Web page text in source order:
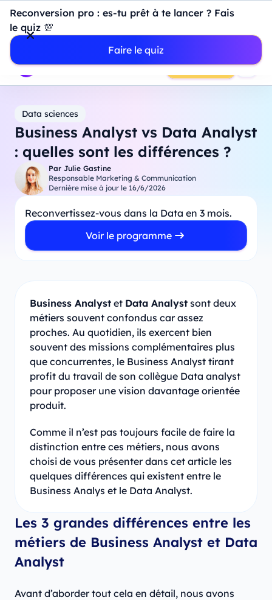
Reconversion pro : es-tu prêt à te lancer ? Fais
le quiz 💯
Faire le quiz
Introduction à Power BI : construisez votre premier
dashboard de A à Z
- Mardi 11 Août
18h00
Professionnels
Étudiants Parents Entreprises
Prendre RDV
Data sciences
Business Analyst vs Data Analyst
: quelles sont les différences ?
Par Julie Gastine
Responsable Marketing & Communication
Dernière mise à jour le 16/6/2026
Reconvertissez-vous dans la Data en 3 mois.
Voir le programme
Business Analyst et Data Analyst sont deux
métiers souvent confondus car assez
proches. Au quotidien, ils exercent bien
souvent des missions complémentaires plus
que concurrentes, le Business Analyst tirant
profit du travail de son collègue Data analyst
pour proposer une vision davantage orientée
produit.
Comme il n’est pas toujours facile de faire la
distinction entre ces métiers, nous avons
choisi de vous présenter dans cet article les
quelques différences qui existent entre le
Business Analys et le Data Analyst.
Les 3 grandes différences entre les
métiers de Business Analyst et Data
Analyst
Avant d’aborder tout cela en détail, nous avons